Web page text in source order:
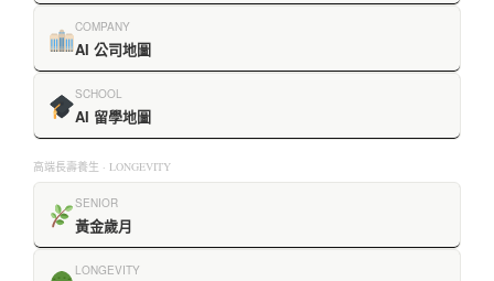
COMPANY
AI 公司地圖
SCHOOL
AI 留學地圖
高端長壽養生 · LONGEVITY
SENIOR
黃金歲月
LONGEVITY